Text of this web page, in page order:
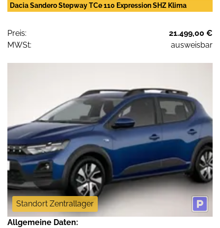
Dacia Sandero Stepway TCe 110 Expression SHZ Klima
Preis:
21.499,00 €
MWSt:
ausweisbar
Standort Zentrallager
Allgemeine Daten: